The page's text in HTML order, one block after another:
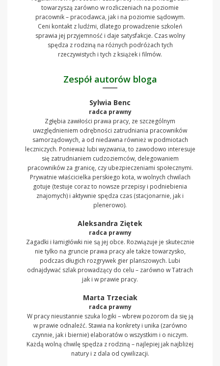
towarzyszą zarówno w rozliczeniach na poziomie
pracownik – pracodawca, jak i na poziomie sądowym.
Ceni kontakt z ludźmi, dlatego prowadzenie szkoleń
sprawia jej przyjemność i daje satysfakcje. Czas wolny
spędza z rodziną na różnych podróżach tych
rzeczywistych i tych z książek i filmów.
Zespół autorów bloga
Sylwia Benc
radca prawny
Zgłębia zawiłości prawa pracy, ze szczególnym
uwzględnieniem odrębności zatrudniania pracowników
samorządowych, a od niedawna również w podmiotach
leczniczych. Ponieważ lubi wyzwania, to zawodowo interesuje
się zatrudnianiem cudzoziemców, delegowaniem
pracowników za granicę, czy ubezpieczeniami społecznymi.
Prywatnie właścicielka perskiego kota, w wolnych chwilach
gotuje (testuje coraz to nowsze przepisy i podniebienia
znajomych) i aktywnie spędza czas (stacjonarnie, jak i
plenerowo).
Aleksandra Ziętek
radca prawny
Zagadki i łamigłówki nie są jej obce. Rozwiązuje je skutecznie
nie tylko na gruncie prawa pracy ale także towarzysko,
podczas długich rozgrywek gier planszowych. Lubi
odnajdywać szlak prowadzący do celu – zarówno w Tatrach
jak i w prawie pracy.
Marta Trzeciak
radca prawny
W pracy nieustannie szuka logiki – wbrew pozorom da się ją
w prawie odnaleźć. Stawia na konkrety i unika (zarówno
czynnie, jak i biernie) elaboratów o wszystkim i o niczym.
Każdą wolną chwilę spędza z rodziną – najlepiej jak najbliżej
natury i z dala od cywilizacji.